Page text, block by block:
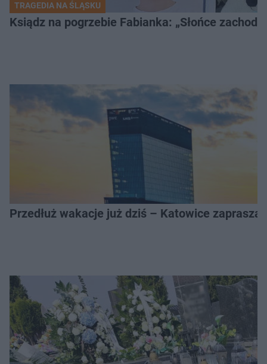
TRAGEDIA NA ŚLĄSKU
Ksiądz na pogrzebie Fabianka: „Słońce
Przedłuż wakacje już dziś – Katowice